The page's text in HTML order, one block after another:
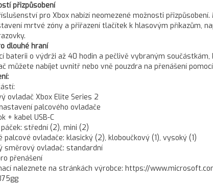
přizpůsobení
pro Xbox nabízí neomezené možnosti
mrtvé zóny a přiřazení tlačítek k hlasovým příkazům,
dlouhé hraní
baterii o výdrži až 40 hodin a pečlivě vybraným
můžete nabíjet uvnitř nebo vně pouzdra na přenášení
ovladač Xbox Elite Series 2
palcového ovladače
+ kabel USB-C
střední (2), mini (2)
palcové ovladače: klasický (2), kloboučkový (1), vysoký (1)
směrový ovladač: standardní
přenášení
naleznete na stránkách výrobce: https://